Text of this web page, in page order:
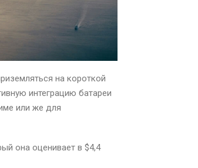
на короткой
интеграцию батареи
или же для
она оценивает в $4,4